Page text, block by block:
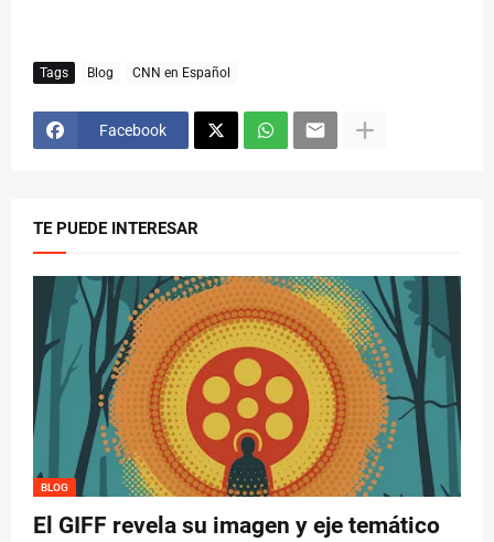
Tags Blog CNN en Español
Facebook
TE PUEDE INTERESAR
BLOG
El GIFF revela su imagen y eje temático